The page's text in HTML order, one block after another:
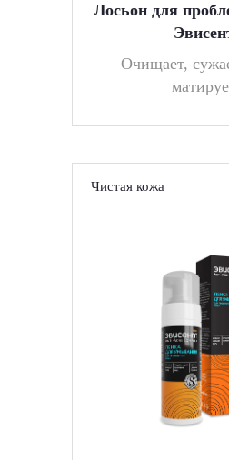
Лосьон для
Очищает,
Чистая кожа